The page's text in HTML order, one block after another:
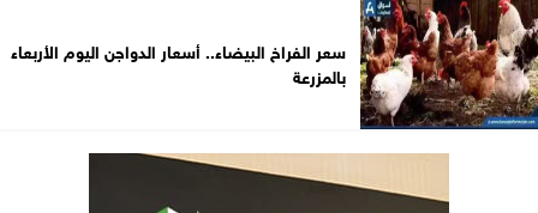
سعر الفراخ البيضاء.. أسعار الدواجن اليوم الأربعاء
بالمزرعة